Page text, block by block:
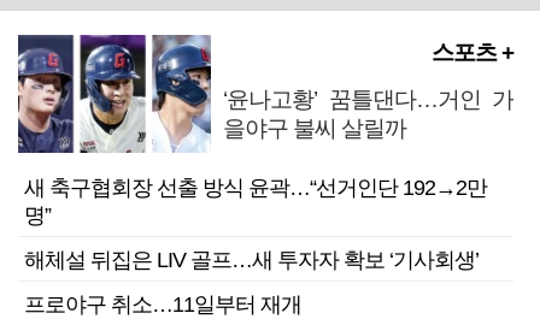
스포츠 +
‘윤나고황’ 꿈틀댄다…거인 가
을야구 불씨 살릴까
새 축구협회장 선출 방식 윤곽…“선거인단 192→2만
명”
해체설 뒤집은 LIV 골프…새 투자자 확보 ‘기사회생’
프로야구 취소…11일부터 재개